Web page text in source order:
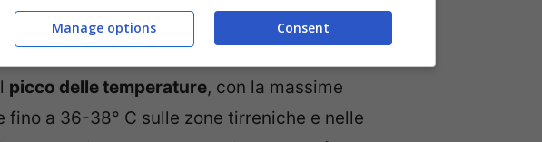
20 agosto
picco delle temperature, con la massime
a 36-38° C sulle zone tirreniche e nelle
Consent
Manage options